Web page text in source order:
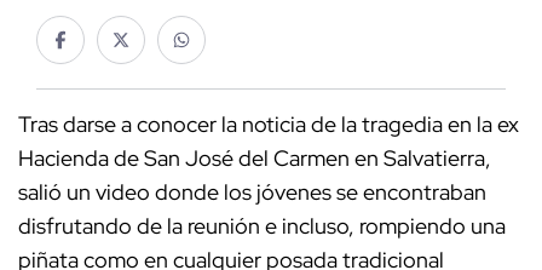
Tras darse a conocer la noticia de la tragedia en la ex
Hacienda de San José del Carmen en Salvatierra,
salió un video donde los jóvenes se encontraban
disfrutando de la reunión e incluso, rompiendo una
piñata como en cualquier posada tradicional